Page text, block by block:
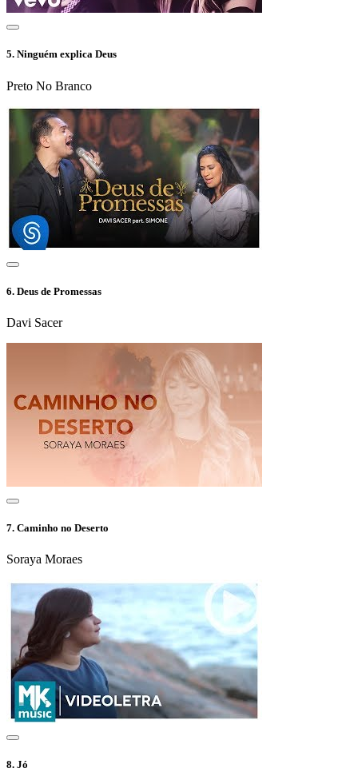
5. Ninguém explica Deus
Preto No Branco
6. Deus de Promessas
Davi Sacer
7. Caminho no Deserto
Soraya Moraes
8. Jó